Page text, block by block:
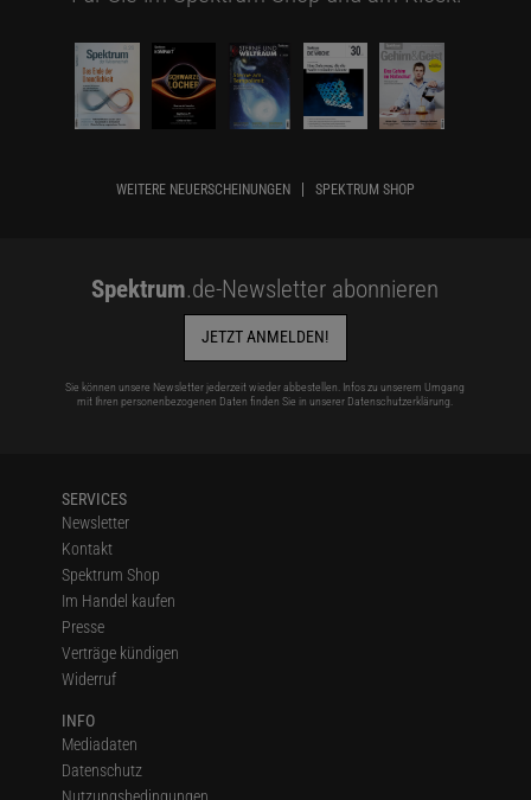
WEITERE NEUERSCHEINUNGEN SPEKTRUM SHOP
Spektrum.de-Newsletter abonnieren
JETZT ANMELDEN!
Sie können unsere Newsletter jederzeit wieder abbestellen. Infos zu unserem Umgang
mit Ihren personenbezogenen Daten finden Sie in unserer Datenschutzerklärung
SERVICES
Newsletter
Kontakt
Spektrum Shop
Im Handel kaufen
Presse
Verträge kündigen
Widerruf
INFO
Mediadaten
Datenschutz